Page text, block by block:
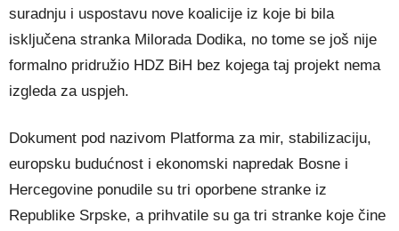
suradnju i uspostavu nove koalicije iz koje bi bila
isključena stranka Milorada Dodika, no tome se još nije
formalno pridružio HDZ BiH bez kojega taj projekt nema
izgleda za uspjeh.
Dokument pod nazivom Platforma za mir, stabilizaciju,
europsku budućnost i ekonomski napredak Bosne i
Hercegovine ponudile su tri oporbene stranke iz
Republike Srpske, a prihvatile su ga tri stranke koje čine